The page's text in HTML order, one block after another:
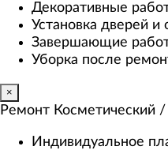
Декоративные
Установка дверей и
Завершающие
Уборка после
×
Ремонт Косметический
Индивидуальное